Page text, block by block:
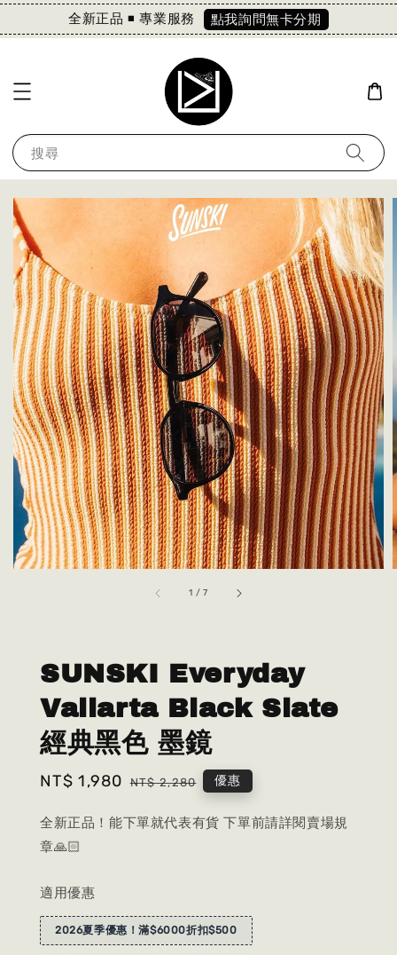
全新正品 ◾️ 專業服務 點我詢問無卡分期
搜尋
1 /7
SUNSKI Everyday
Vallarta Black Slate
經典黑色 墨鏡
Sale
NT$ 1,980 Regular
NT$ 2,280 優惠
全新正品！能下單就代表有貨 下單前請詳閱賣場規
章🙏🏻
適用優惠
2026夏季優惠！滿$6000折扣$500